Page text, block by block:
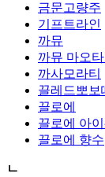
금문고량주
기프트라인
까뮤
까뮤 마오타
까사모라티
끌레드뽀보
끌로에
끌로에 아
끌로에 향수
ㄴ